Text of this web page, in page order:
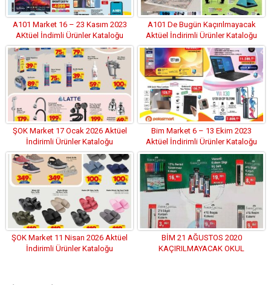
A101 Market 16 – 23 Kasım 2023
AKtüel İndimli Ürünler Kataloğu
A101 De Bugün Kaçırılmayacak
Aktüel İndirimli Ürünler Kataloğu
(26.05.2022)
ŞOK Market 17 Ocak 2026 Aktüel
İndirimli Ürünler Kataloğu
Bim Market 6 – 13 Ekim 2023
Aktüel İndirimli Ürünler Kataloğu
ŞOK Market 11 Nisan 2026 Aktüel
İndirimli Ürünler Kataloğu
BİM 21 AĞUSTOS 2020
KAÇIRILMAYACAK OKUL